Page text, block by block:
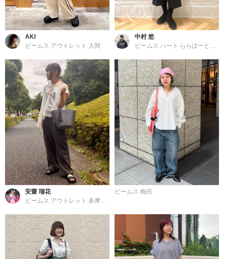
AKI
ビームス アウトレット 入間
中村 悠
ビームス ハート ららぽーと横浜
安齋 瑠花
ビームス アウトレット 多摩南大沢
ビームス 梅田